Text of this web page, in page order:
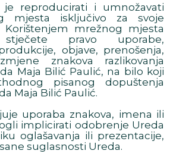
je reproducirati i umnožavati
mjesta isključivo za svoje
mrežnog mjesta
pravo uporabe,
objave, prenošenja,
znakova razlikovanja
Maja Bilić Paulić, na bilo koji
pisanog dopuštenja
Maja Bilić Paulić.
uporaba znakova, imena ili
implicirati odobrenje Ureda
oglašavanja ili prezentacije,
suglasnosti Ureda.